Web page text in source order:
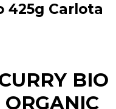
425g Carlota
BIO